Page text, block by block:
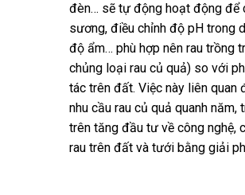
đèn… sẽ tự động hoạt động để
sương, điều chỉnh độ pH trong
độ ẩm… phù hợp nên rau trồng
chủng loại rau củ quả) so với
tác trên đất. Việc này liên
nhu cầu rau củ quả quanh
trên tăng đầu tư về công nghệ,
rau trên đất và tưới bằng giải